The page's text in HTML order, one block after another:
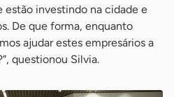
estão investindo na cidade e
De que forma, enquanto
ajudar estes empresários a
questionou Silvia.